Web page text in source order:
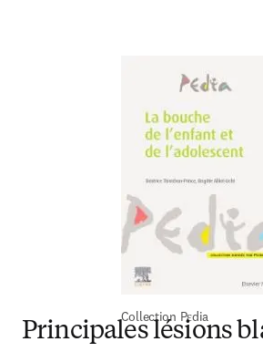
Collection Pεdia
Principales lésions